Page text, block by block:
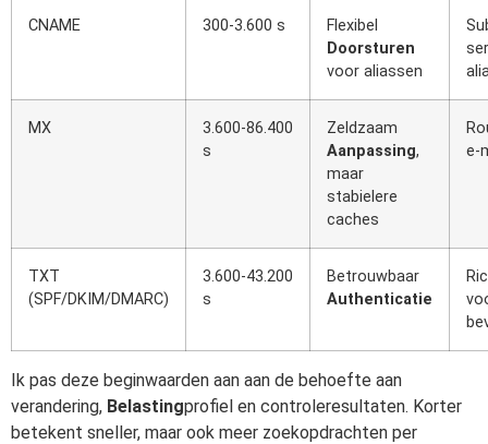
CNAME 300-3.600 s
Flexibel
Doorsturen
voor aliassen
MX
3.600-86.400
s
Zeldzaam
Aanpassing,
maar
stabielere
caches
e-
TXT
(SPF/DKIM/DMARC)
3.600-43.200
s
Betrouwbaar
Authenticatie
Ik pas deze beginwaarden aan aan de behoefte aan
verandering, Belastingprofiel en controleresultaten. Korter
betekent sneller, maar ook meer zoekopdrachten per